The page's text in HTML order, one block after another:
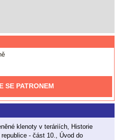
SE PATRONEM
klenoty v teráriích, Historie
- část 10., Úvod do